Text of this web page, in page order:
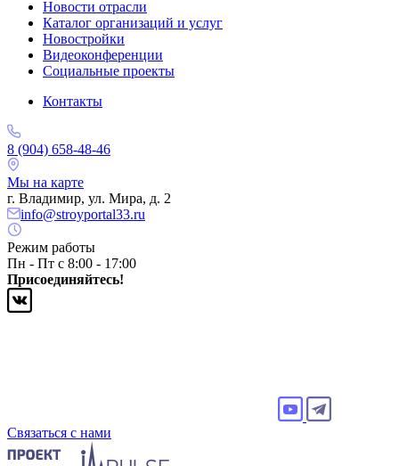
Новости отрасли
Каталог организаций и услуг
Новостройки
Видеоконференции
Социальные проекты
Контакты
8 (904) 658-48-46
Мы на карте
г. Владимир, ул. Мира, д. 2
info@stroyportal33.ru
Режим работы
Пн - Пт с 8:00 - 17:00
Присоединяйтесь!
Связаться с нами